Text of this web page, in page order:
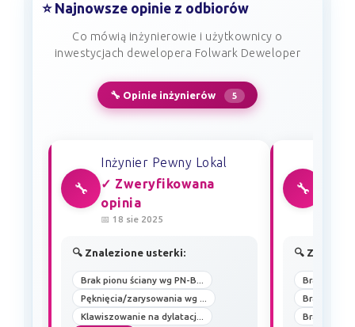
⭐ Najnowsze opinie z odbiorów
Co mówią inżynierowie i użytkownicy o
inwestycjach dewelopera Folwark Deweloper
🔧 Opinie inżynierów 5
🔧
Inżynier Pewny Lokal
✓ Zweryfikowana
opinia
📅 18 sie 2025
🔍 Znalezione usterki:
Brak pionu ściany wg PN-B...
Pęknięcia/zarysowania wg ...
Klawiszowanie na dylatacj...
🔧
🔍
Brak
Brak
Brak pionu